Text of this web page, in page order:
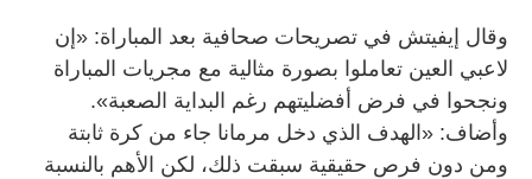
وقال إيفيتش في تصريحات صحافية بعد المباراة: «إن
لاعبي العين تعاملوا بصورة مثالية مع مجريات المباراة
ونجحوا في فرض أفضليتهم رغم البداية الصعبة».
وأضاف: «الهدف الذي دخل مرمانا جاء من كرة ثابتة
ومن دون فرص حقيقية سبقت ذلك، لكن الأهم بالنسبة